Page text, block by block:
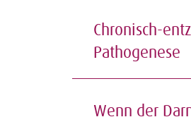
Chronisch-
Pathogenese
Wenn der